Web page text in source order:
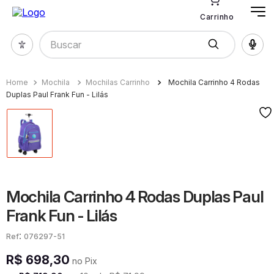
Carrinho
Buscar
Mochila Mochilas Carrinho
Mochila Carrinho 4 Rodas
Duplas Paul Frank Fun - Lilás
Mochila Carrinho 4 Rodas Duplas Paul
Frank Fun - Lilás
: 076297-51
R$ 698,30 no Pix